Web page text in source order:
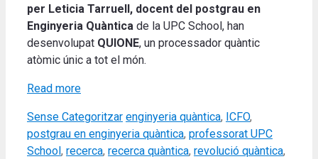
per Leticia Tarruell, docent del postgrau en
Enginyeria Quàntica de la UPC School, han
desenvolupat QUIONE, un processador quàntic
atòmic únic a tot el món.
Read more
Categories
Sense Categoritzar Tags
enginyeria quàntica, ICFO,
postgrau en enginyeria quàntica, professorat UPC
School , recerca, recerca quàntica, revolució quàntica,